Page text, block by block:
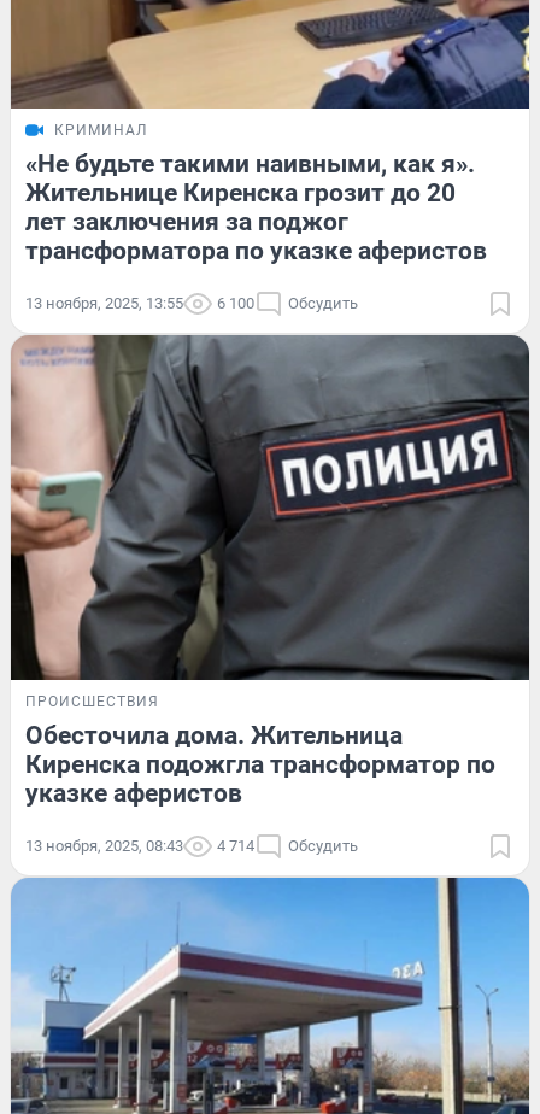
КРИМИНАЛ
«Не будьте такими наивными, как я».
Жительнице Киренска грозит до 20
лет заключения за поджог
трансформатора по указке аферистов
13 ноября, 2025, 13:55 6 100 Обсудить
ПРОИСШЕСТВИЯ
Обесточила дома. Жительница
Киренска подожгла трансформатор по
указке аферистов
13 ноября, 2025, 08:43 4 714 Обсудить